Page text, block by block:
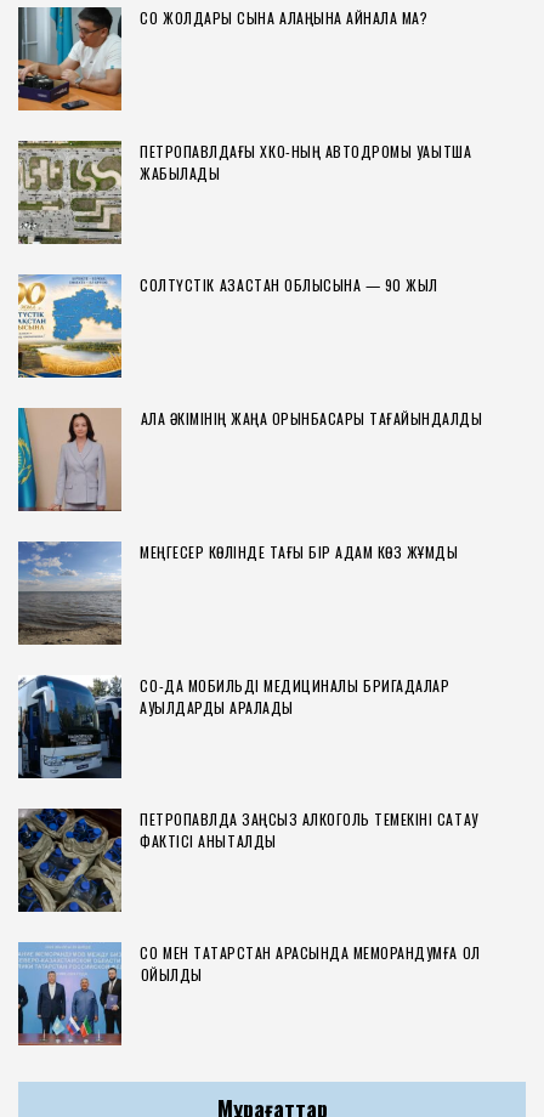
СҚО ЖОЛДАРЫ СЫНАҚ АЛАҢЫНА АЙНАЛА МА?
ПЕТРОПАВЛДАҒЫ ХҚКО-НЫҢ АВТОДРОМЫ УАҚЫТША
ЖАБЫЛАДЫ
СОЛТҮСТІК ҚАЗАҚСТАН ОБЛЫСЫНА — 90 ЖЫЛ
ҚАЛА ӘКІМІНІҢ ЖАҢА ОРЫНБАСАРЫ ТАҒАЙЫНДАЛДЫ
МЕҢГЕСЕР КӨЛІНДЕ ТАҒЫ БІР АДАМ КӨЗ ЖҰМДЫ
СҚО-ДА МОБИЛЬДІ МЕДИЦИНАЛЫҚ БРИГАДАЛАР
АУЫЛДАРДЫ АРАЛАДЫ
ПЕТРОПАВЛДА ЗАҢСЫЗ АЛКОГОЛЬ ТЕМЕКІНІ САҚТАУ
ФАКТІСІ АНЫҚТАЛДЫ
СҚО МЕН ТАТАРСТАН АРАСЫНДА МЕМОРАНДУМҒА ҚОЛ
ҚОЙЫЛДЫ
Мұрағаттар